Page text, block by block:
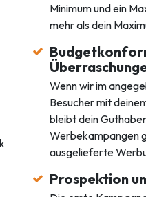
Minimum und ein
mehr als dein
Wenn wir im
Besucher mit
bleibt dein
Werbekampangen
ausgelieferte
Prospektion